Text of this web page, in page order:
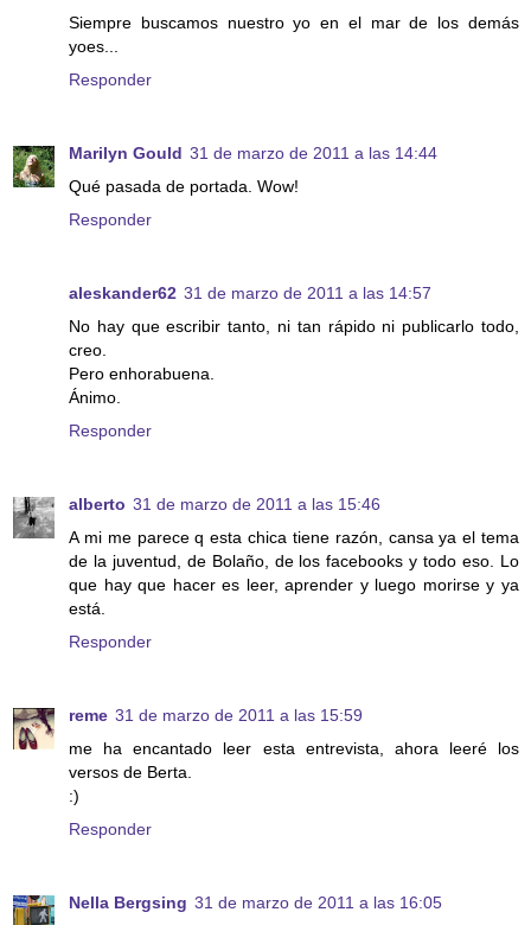
Siempre buscamos nuestro yo en el mar de los demás
yoes...
Responder
Marilyn Gould 31 de marzo de 2011 a las 14:44
Qué pasada de portada. Wow!
Responder
aleskander62 31 de marzo de 2011 a las 14:57
No hay que escribir tanto, ni tan rápido ni publicarlo todo,
creo.
Pero enhorabuena.
Ánimo.
Responder
alberto 31 de marzo de 2011 a las 15:46
A mi me parece q esta chica tiene razón, cansa ya el tema
de la juventud, de Bolaño, de los facebooks y todo eso. Lo
que hay que hacer es leer, aprender y luego morirse y ya
está.
Responder
reme 31 de marzo de 2011 a las 15:59
me ha encantado leer esta entrevista, ahora leeré los
versos de Berta.
:)
Responder
Nella Bergsing 31 de marzo de 2011 a las 16:05